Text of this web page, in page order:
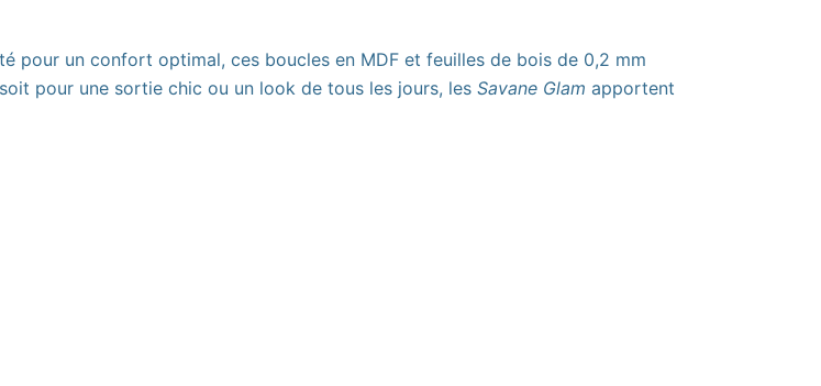
pour un confort optimal, ces boucles en MDF et feuilles de bois de 0,2 mm
pour une sortie chic ou un look de tous les jours, les Savane Glam apportent